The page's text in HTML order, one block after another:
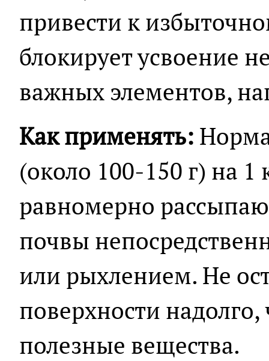
привести к
блокирует усвоение
важных элементов,
Как применять:
(около 100-150 г) на
равномерно
почвы
или рыхлением. Не
поверхности
полезные вещества.